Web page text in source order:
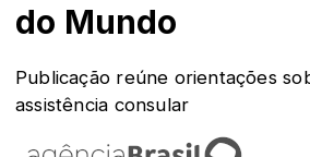
do Mundo
Publicação reúne orientações
assistência consular